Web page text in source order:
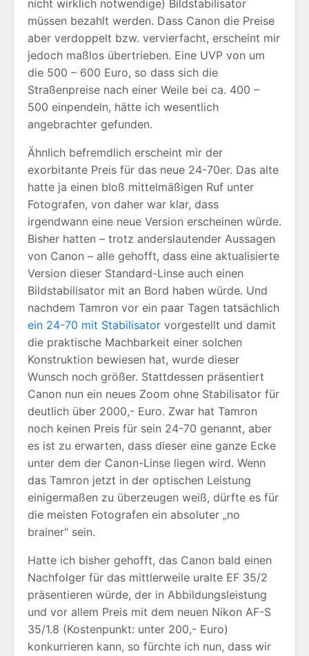
nicht wirklich notwendige) Bildstabilisator
müssen bezahlt werden. Dass Canon die Preise
aber verdoppelt bzw. vervierfacht, erscheint mir
jedoch maßlos übertrieben. Eine UVP von um
die 500 – 600 Euro, so dass sich die
Straßenpreise nach einer Weile bei ca. 400 –
500 einpendeln, hätte ich wesentlich
angebrachter gefunden.
Ähnlich befremdlich erscheint mir der
exorbitante Preis für das neue 24-70er. Das alte
hatte ja einen bloß mittelmäßigen Ruf unter
Fotografen, von daher war klar, dass
irgendwann eine neue Version erscheinen würde.
Bisher hatten – trotz anderslautender Aussagen
von Canon – alle gehofft, dass eine aktualisierte
Version dieser Standard-Linse auch einen
Bildstabilisator mit an Bord haben würde. Und
nachdem Tamron vor ein paar Tagen tatsächlich
ein 24-70 mit Stabilisator vorgestellt und damit
die praktische Machbarkeit einer solchen
Konstruktion bewiesen hat, wurde dieser
Wunsch noch größer. Stattdessen präsentiert
Canon nun ein neues Zoom ohne Stabilisator für
deutlich über 2000,- Euro. Zwar hat Tamron
noch keinen Preis für sein 24-70 genannt, aber
es ist zu erwarten, dass dieser eine ganze Ecke
unter dem der Canon-Linse liegen wird. Wenn
das Tamron jetzt in der optischen Leistung
einigermaßen zu überzeugen weiß, dürfte es für
die meisten Fotografen ein absoluter „no
brainer“ sein.
Hatte ich bisher gehofft, das Canon bald einen
Nachfolger für das mittlerweile uralte EF 35/2
präsentieren würde, der in Abbildungsleistung
und vor allem Preis mit dem neuen Nikon AF-S
35/1.8 (Kostenpunkt: unter 200,- Euro)
konkurrieren kann, so fürchte ich nun, dass wir